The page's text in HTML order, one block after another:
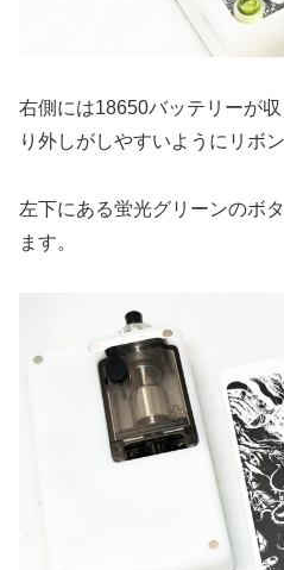
右側には18650バッテリーが
り外しがしやすいようにリボ
左下にある蛍光グリーンのボ
ます。